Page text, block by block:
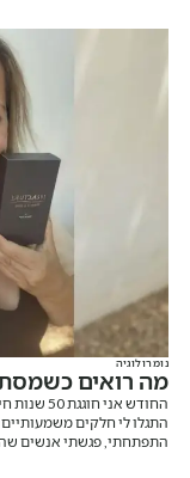
נומרולוגיה
מה רואים
התגלו לי חלקים
התפתחתי, פגשתי אנשים